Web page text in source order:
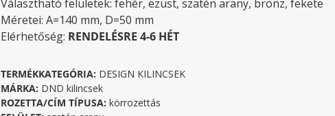
Választható felületek: fehér, ezüst, szatén arany, bronz, fekete
Méretei: A=140 mm, D=50 mm
Elérhetőség: RENDELÉSRE 4-6 HÉT
TERMÉKKATEGÓRIA: DESIGN KILINCSEK
MÁRKA: DND kilincsek
ROZETTA/CÍM TÍPUSA: körrozettás